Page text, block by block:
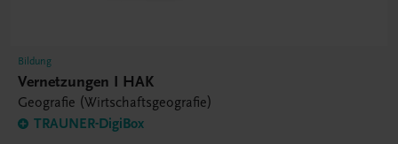
Bildung
Vernetzungen I HAK
Geografie (Wirtschaftsgeografie)
TRAUNER-DigiBox